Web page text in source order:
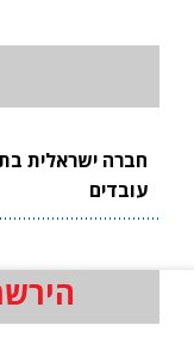
חברה ישראלית
עובדים